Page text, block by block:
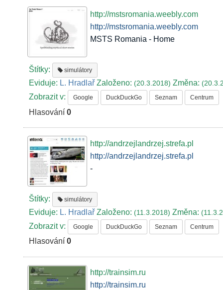
http://mstsromania.weebly.com
http://mstsromania.weebly.com
MSTS Romania - Home
Štítky: simulátory
Eviduje: L. Hradlař Založeno:(20.3.2018)Změna:
Zobrazit v: Google DuckDuckGo Seznam Centrum
Hlasování0
http://andrzejlandrzej.strefa.pl
http://andrzejlandrzej.strefa.pl
-
Štítky: simulátory
Eviduje: L. Hradlař Založeno:(11.3.2018)Změna:
Zobrazit v: Google DuckDuckGo Seznam Centrum
Hlasování0
http://trainsim.ru
http://trainsim.ru